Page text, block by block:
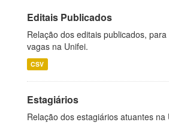
Editais Publicados
Relação dos editais publicados,
vagas na Unifei.
CSV
Estagiários
Relação dos estagiários atuantes na